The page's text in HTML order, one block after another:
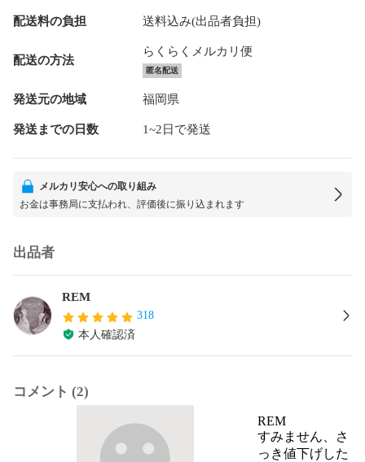
配送料の負担 送料込み(出品者負担)
配送の方法
らくらくメルカリ便
匿名配送
発送元の地域 福岡県
発送までの日数 1~2日で発送
メルカリ安心への取り組み
お金は事務局に支払われ、評価後に振り込まれます
出品者
REM
318
本人確認済
コメント (2)
REM
すみません、さ
っき値下げした